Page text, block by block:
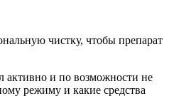
чистку, чтобы препарат
активно и по возможности не
режиму и какие средства